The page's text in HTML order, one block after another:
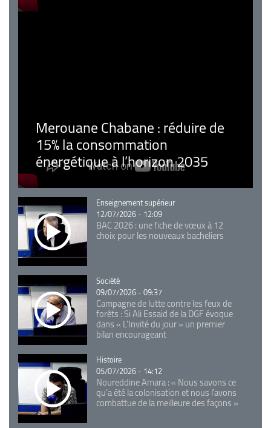
Merouane Chabane : réduire de
15% la consommation
énergétique à l’horizon 2035
Catégorie
Enseignement supérieur
12/07/2026 - 12:09
BAC 2026 : une fiche de vœux à 12
choix pour les nouveaux bacheliers
Catégorie
Société
09/07/2026 - 09:37
Campagne de lutte contre les feux de
forêts : Si Ali Essaid de la DGF évoque
dans « L'Invité du jour » un premier
bilan encourageant
Catégorie
Histoire
05/07/2026 - 14:12
Noureddine Amara : « Nous savons ce
qu’a été la colonisation et nous l’avons
combattue de la meilleure des façons »